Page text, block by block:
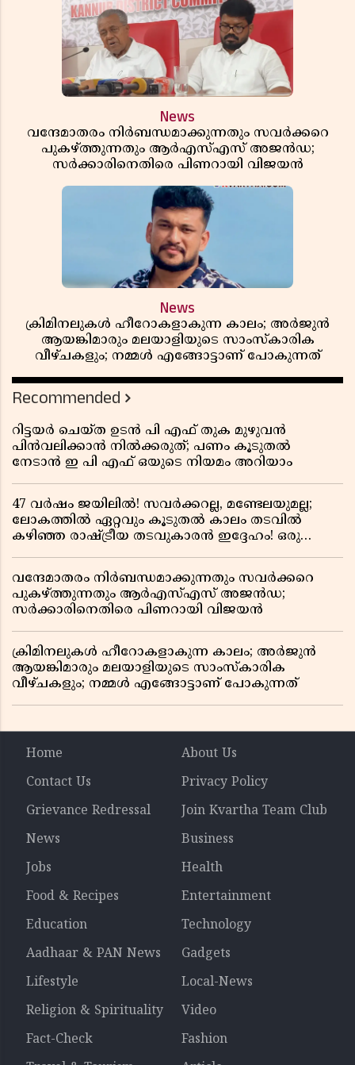
News
വന്ദേമാതരം നിർബന്ധമാക്കുന്നതും സവർക്കറെ
പുകഴ്ത്തുന്നതും ആർഎസ്എസ് അജൻഡ;
സർക്കാരിനെതിരെ പിണറായി വിജയൻ
News
ക്രിമിനലുകൾ ഹീറോകളാകുന്ന കാലം; അർജുൻ
ആയങ്കിമാരും മലയാളിയുടെ സാംസ്കാരിക
വീഴ്ചകളും; നമ്മൾ എങ്ങോട്ടാണ് പോകുന്നത്
Recommended
റിട്ടയർ ചെയ്ത ഉടൻ പി എഫ് തുക മുഴുവൻ
പിൻവലിക്കാൻ നിൽക്കരുത്; പണം കൂടുതൽ
നേടാൻ ഇ പി എഫ് ഒയുടെ നിയമം അറിയാം
47 വർഷം ജയിലിൽ! സവർക്കറല്ല, മണ്ടേലയുമല്ല;
ലോകത്തിൽ ഏറ്റവും കൂടുതൽ കാലം തടവിൽ
കഴിഞ്ഞ രാഷ്ട്രീയ തടവുകാരൻ ഇദ്ദേഹം! ഒരു
വന്ദേമാതരം നിർബന്ധമാക്കുന്നതും സവർക്കറെ
പുകഴ്ത്തുന്നതും ആർഎസ്എസ് അജൻഡ;
സർക്കാരിനെതിരെ പിണറായി വിജയൻ
ക്രിമിനലുകൾ ഹീറോകളാകുന്ന കാലം; അർജുൻ
ആയങ്കിമാരും മലയാളിയുടെ സാംസ്കാരിക
വീഴ്ചകളും; നമ്മൾ എങ്ങോട്ടാണ് പോകുന്നത്
Home
About Us
Contact Us
Privacy Policy
Grievance Redressal
Join Kvartha Team Club
News
Business
Jobs
Health
Food & Recipes
Entertainment
Education
Technology
Aadhaar & PAN News
Gadgets
Lifestyle
Local-News
Religion & Spirituality
Video
Fact-Check
Fashion